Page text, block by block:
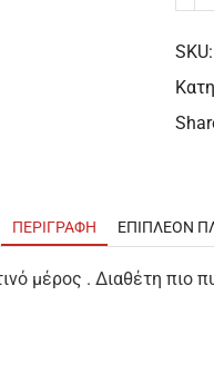
SKU:
ΠΕΡΙΓΡΑΦΉ ΕΠΙΠΛΈΟΝ
μέρος . Διαθέτη πιο